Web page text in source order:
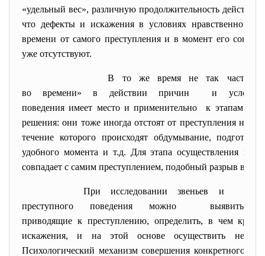
«удельный вес», различную продолжительность действия.
что дефекты и искажения в условиях нравственного
времени от самого преступления и в момент его
уже отсутствуют.
В то же время не так часто и в
во времени» в действии причин и условий
поведения имеет место иприменительно к этапам
решения: они тоже иногда отстоят от преступления на
течение которого происходят обдумывание,
удобного момента и т.д. Для этапа осуществления
совпадает с самим преступлением, подобный разрыв во
При исследовании звеньев и этапов
преступного поведения можно
приводящие к преступлению, определить, в чем
искажения, и на этой основе осуществить
Психологический механизм совершения конкретного